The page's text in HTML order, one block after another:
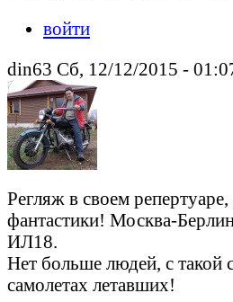
войти
din63 Сб, 12/12/2015 -
Регляж в своем репертуаре,
фантастики! Москва-Берлин
ИЛ18.
Нет больше людей, с такой
самолетах летавших!